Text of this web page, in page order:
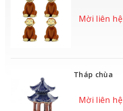
Mời liên hệ
Tháp chùa
Mời liên hệ